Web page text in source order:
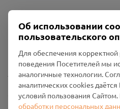
Пользовательское соглашение
Политика конфиденциальности
Промо-материалы
Настройки cookies
Общество с ограниченной
Проект Помним»
Об использовании
пользовательского
Для обеспечения корректной
поведения Посетителей мы
аналогичные технологии.
аналитических cookies
условий пользования
обработки персональных